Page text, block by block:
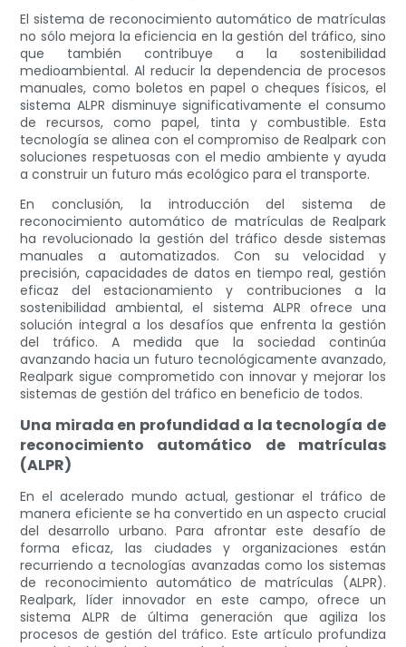
El sistema de reconocimiento automático de matrículas
no sólo mejora la eficiencia en la gestión del tráfico, sino
que también contribuye a la sostenibilidad
medioambiental. Al reducir la dependencia de procesos
manuales, como boletos en papel o cheques físicos, el
sistema ALPR disminuye significativamente el consumo
de recursos, como papel, tinta y combustible. Esta
tecnología se alinea con el compromiso de Realpark con
soluciones respetuosas con el medio ambiente y ayuda
a construir un futuro más ecológico para el transporte.
En conclusión, la introducción del sistema de
reconocimiento automático de matrículas de Realpark
ha revolucionado la gestión del tráfico desde sistemas
manuales a automatizados. Con su velocidad y
precisión, capacidades de datos en tiempo real, gestión
eficaz del estacionamiento y contribuciones a la
sostenibilidad ambiental, el sistema ALPR ofrece una
solución integral a los desafíos que enfrenta la gestión
del tráfico. A medida que la sociedad continúa
avanzando hacia un futuro tecnológicamente avanzado,
Realpark sigue comprometido con innovar y mejorar los
sistemas de gestión del tráfico en beneficio de todos.
Una mirada en profundidad a la tecnología de
reconocimiento automático de matrículas
(ALPR)
En el acelerado mundo actual, gestionar el tráfico de
manera eficiente se ha convertido en un aspecto crucial
del desarrollo urbano. Para afrontar este desafío de
forma eficaz, las ciudades y organizaciones están
recurriendo a tecnologías avanzadas como los sistemas
de reconocimiento automático de matrículas (ALPR).
Realpark, líder innovador en este campo, ofrece un
sistema ALPR de última generación que agiliza los
procesos de gestión del tráfico. Este artículo profundiza